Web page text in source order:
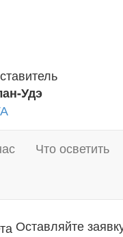
Удэ
Что осветить
Оставляйте